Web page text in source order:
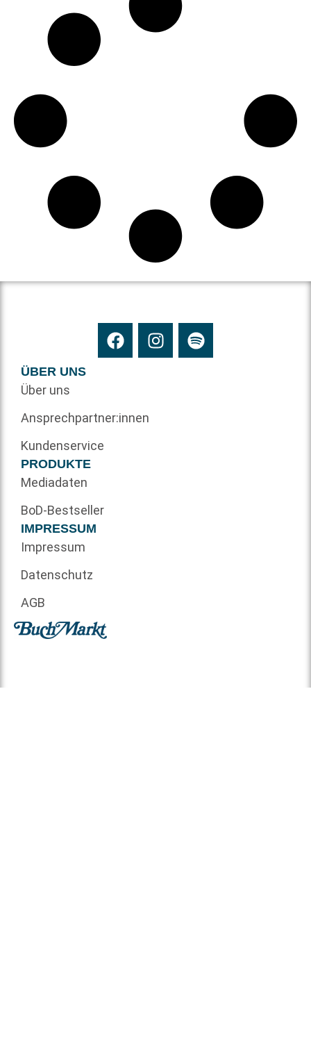
ÜBER UNS
Über uns
Ansprechpartner:innen
Kundenservice
PRODUKTE
Mediadaten
BoD-Bestseller
IMPRESSUM
Impressum
Datenschutz
AGB